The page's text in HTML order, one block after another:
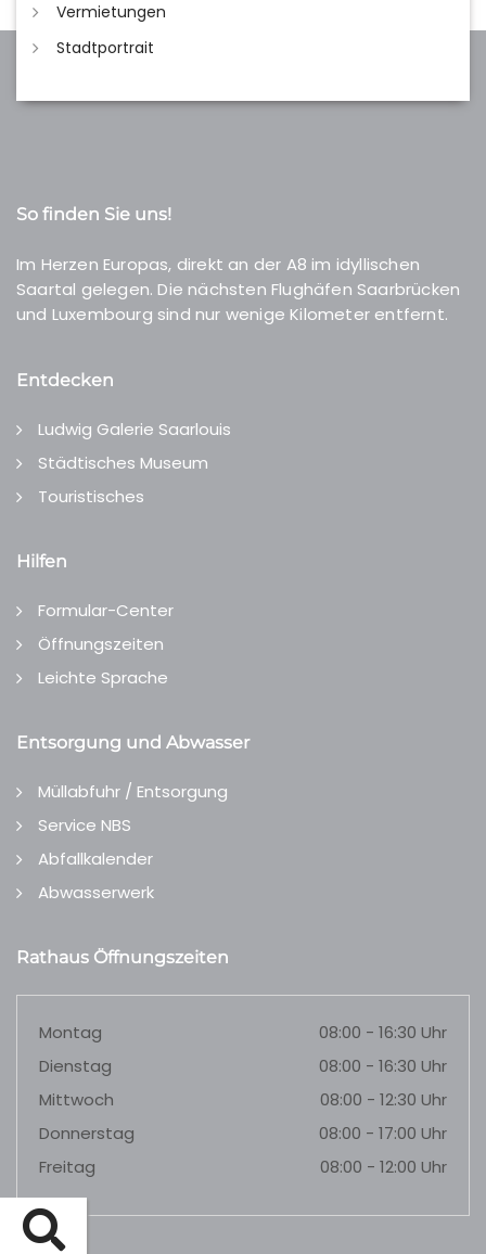
Vermietungen
Stadtportrait
So finden Sie uns!
Im Herzen Europas, direkt an der A8 im idyllischen
Saartal gelegen. Die nächsten Flughäfen Saarbrücken
und Luxembourg sind nur wenige Kilometer entfernt.
Entdecken
Ludwig Galerie Saarlouis
Städtisches Museum
Touristisches
Hilfen
Formular-Center
Öffnungszeiten
Leichte Sprache
Entsorgung und Abwasser
Müllabfuhr / Entsorgung
Service NBS
Abfallkalender
Abwasserwerk
Rathaus Öffnungszeiten
Montag
08:00 - 16:30 Uhr
Dienstag
08:00 - 16:30 Uhr
Mittwoch
08:00 - 12:30 Uhr
Donnerstag
08:00 - 17:00 Uhr
Freitag
08:00 - 12:00 Uhr